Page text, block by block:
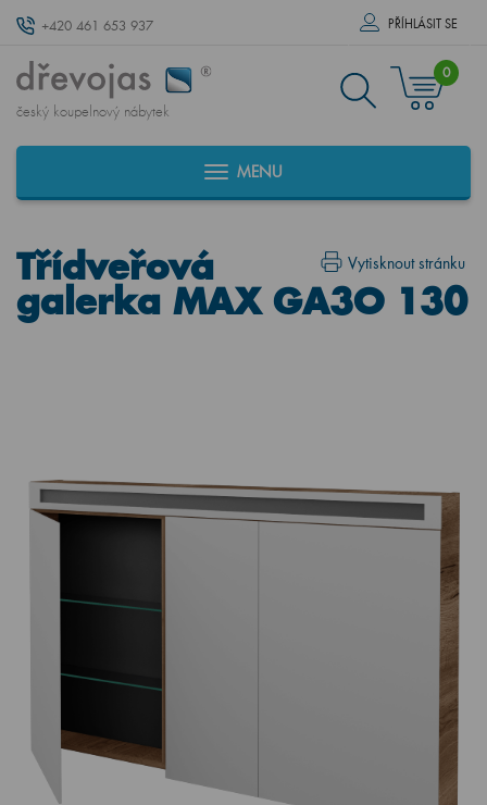
+420 461 653 937 PŘÍHLÁSIT SE
český koupelnový nábytek
0
MENU
Vytisknout stránku
Třídveřová
galerka MAX GA3O 130